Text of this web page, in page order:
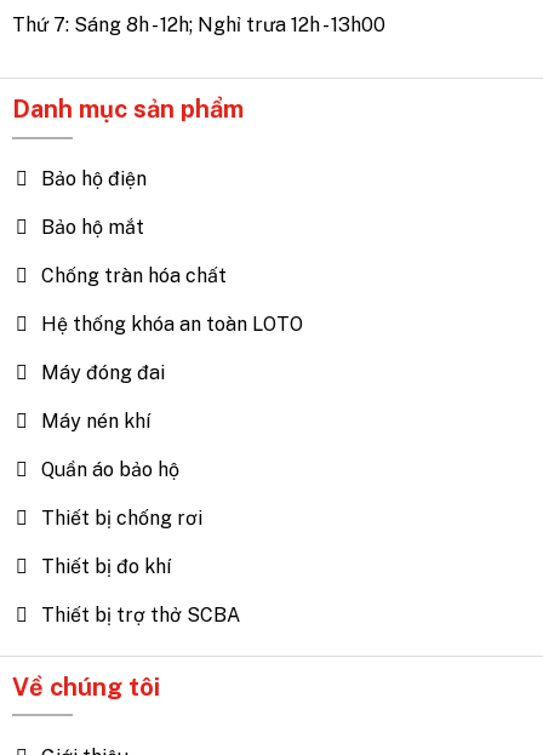
Thứ 7: Sáng 8h - 12h; Nghỉ trưa 12h - 13h00
Danh mục sản phẩm
Bảo hộ điện
Bảo hộ mắt
Chống tràn hóa chất
Hệ thống khóa an toàn LOTO
Máy đóng đai
Máy nén khí
Quần áo bảo hộ
Thiết bị chống rơi
Thiết bị đo khí
Thiết bị trợ thở SCBA
Về chúng tôi